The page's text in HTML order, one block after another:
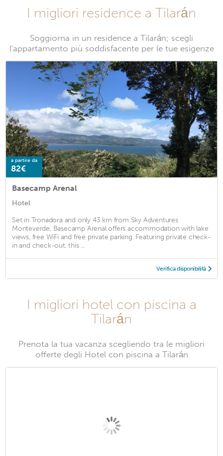
I migliori residence a Tilarán
Soggiorna in un residence a Tilarán; scegli
l'appartamento più soddisfacente per le tue esigenze
a partire da
82€
Basecamp Arenal
Hotel
Set in Tronadora and only 43 km from Sky Adventures
Monteverde, Basecamp Arenal offers accommodation with lake
views, free WiFi and free private parking. Featuring private check-
in and check-out, this ...
Verifica disponibilità
I migliori hotel con piscina a
Tilarán
Prenota la tua vacanza scegliendo tra le migliori
offerte degli Hotel con piscina a Tilarán